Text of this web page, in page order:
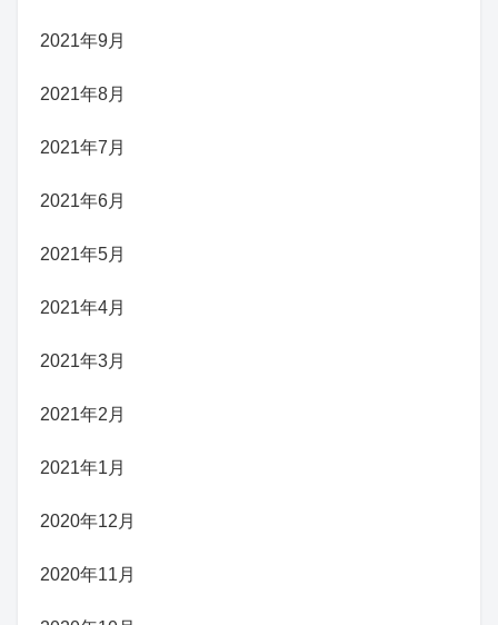
2021年9月
2021年8月
2021年7月
2021年6月
2021年5月
2021年4月
2021年3月
2021年2月
2021年1月
2020年12月
2020年11月